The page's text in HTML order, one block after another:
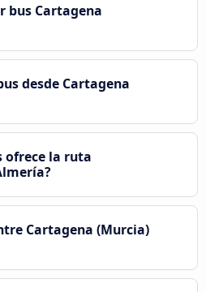
bus Cartagena
desde Cartagena
ofrece la ruta
Cartagena (Murcia)